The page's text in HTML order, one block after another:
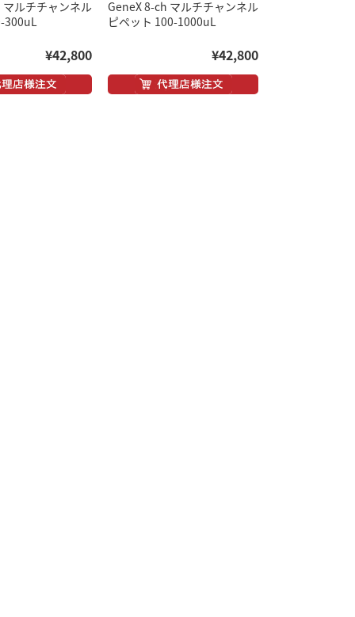
ルチチャンネル
300uL
¥42,800
GeneX 8-ch マルチチャンネル
ピペット 100-1000uL
¥42,800